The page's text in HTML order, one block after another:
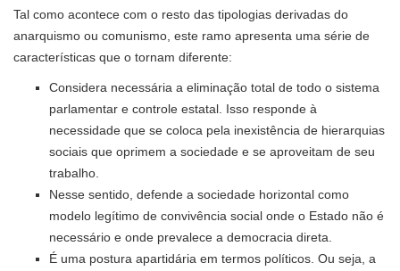
Tal como acontece com o resto das tipologias derivadas do
anarquismo ou comunismo, este ramo apresenta uma série de
características que o tornam diferente:
Considera necessária a eliminação total de todo o sistema
parlamentar e controle estatal. Isso responde à
necessidade que se coloca pela inexistência de hierarquias
sociais que oprimem a sociedade e se aproveitam de seu
trabalho.
Nesse sentido, defende a sociedade horizontal como
modelo legítimo de convivência social onde o Estado não é
necessário e onde prevalece a democracia direta.
É uma postura apartidária em termos políticos. Ou seja, a